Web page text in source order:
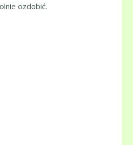
ozdobić.